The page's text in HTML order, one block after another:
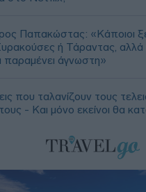
Παπακώστας: «Κάποιοι
ή Τάραντας,
παραμένει άγνωστη»
που ταλανίζουν τους
- Και μόνο εκείνοι θα